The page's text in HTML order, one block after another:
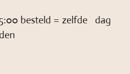
besteld = zelfde dag